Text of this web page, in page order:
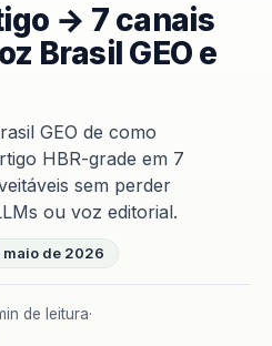
→ 7 canais
Brasil GEO e
GEO de como
HBR-grade em 7
sem perder
ou voz editorial.
maio de 2026
de leitura·